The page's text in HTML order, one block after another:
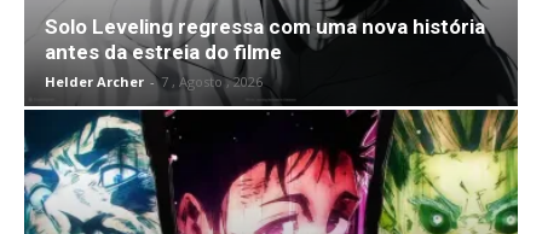
Solo Leveling regressa com uma nova história
antes da estreia do filme
Helder Archer - 7 , Agosto , 2026